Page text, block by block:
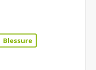
Blessure